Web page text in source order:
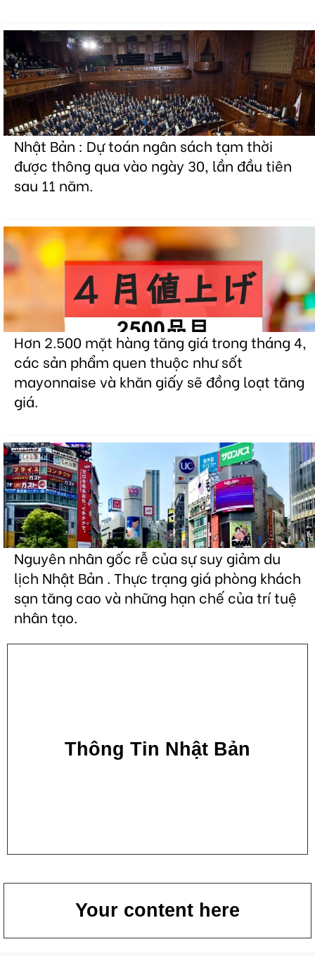
Nhật Bản : Dự toán ngân sách tạm thời
được thông qua vào ngày 30, lần đầu tiên
sau 11 năm.
Hơn 2.500 mặt hàng tăng giá trong tháng 4,
các sản phẩm quen thuộc như sốt
mayonnaise và khăn giấy sẽ đồng loạt tăng
giá.
Nguyên nhân gốc rễ của sự suy giảm du
lịch Nhật Bản . Thực trạng giá phòng khách
sạn tăng cao và những hạn chế của trí tuệ
nhân tạo.
Thông Tin Nhật Bản
Your content here